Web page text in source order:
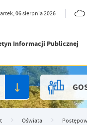
06 sierpnia 2026
Informacji Publicznej
Oświata